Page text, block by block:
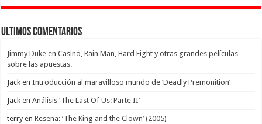
Ultimos Comentarios
Jimmy Duke enCasino, Rain Man, Hard Eight y otras grandes películas
sobre las apuestas.
Jack enIntroducción al maravilloso mundo de ‘Deadly Premonition’
Jack enAnálisis ‘The Last Of Us: Parte II’
terryenReseña: ‘The King and the Clown’ (2005)